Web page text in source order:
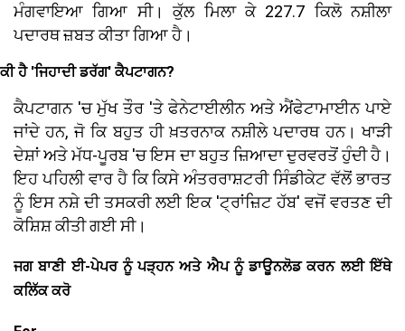
ਮੰਗਵਾਇਆ ਗਿਆ ਸੀ। ਕੁੱਲ ਮਿਲਾ ਕੇ 227.7 ਕਿਲੋ ਨਸ਼ੀਲਾ
ਪਦਾਰਥ ਜ਼ਬਤ ਕੀਤਾ ਗਿਆ ਹੈ।
ਕੀ ਹੈ 'ਜਿਹਾਦੀ ਡਰੱਗ' ਕੈਪਟਾਗਨ?
ਕੈਪਟਾਗਨ 'ਚ ਮੁੱਖ ਤੌਰ 'ਤੇ ਫੇਨੇਟਾਈਲੀਨ ਅਤੇ ਐਂਫੇਟਾਮਾਈਨ ਪਾਏ
ਜਾਂਦੇ ਹਨ, ਜੋ ਕਿ ਬਹੁਤ ਹੀ ਖ਼ਤਰਨਾਕ ਨਸ਼ੀਲੇ ਪਦਾਰਥ ਹਨ। ਖਾੜੀ
ਦੇਸ਼ਾਂ ਅਤੇ ਮੱਧ-ਪੂਰਬ 'ਚ ਇਸ ਦਾ ਬਹੁਤ ਜ਼ਿਆਦਾ ਦੁਰਵਰਤੋਂ ਹੁੰਦੀ ਹੈ।
ਇਹ ਪਹਿਲੀ ਵਾਰ ਹੈ ਕਿ ਕਿਸੇ ਅੰਤਰਰਾਸ਼ਟਰੀ ਸਿੰਡੀਕੇਟ ਵੱਲੋਂ ਭਾਰਤ
ਨੂੰ ਇਸ ਨਸ਼ੇ ਦੀ ਤਸਕਰੀ ਲਈ ਇਕ 'ਟ੍ਰਾਂਜ਼ਿਟ ਹੱਬ' ਵਜੋਂ ਵਰਤਣ ਦੀ
ਕੋਸ਼ਿਸ਼ ਕੀਤੀ ਗਈ ਸੀ।
ਜਗ ਬਾਣੀ ਈ-ਪੇਪਰ ਨੂੰ ਪੜ੍ਹਨ ਅਤੇ ਐਪ ਨੂੰ ਡਾਊਨਲੋਡ ਕਰਨ ਲਈ ਇੱਥੇ
ਕਲਿੱਕ ਕਰੋ